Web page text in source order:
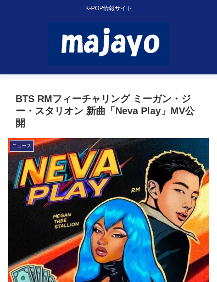
K-POP情報サイト
BTS RMフィーチャリング ミーガン・ジ
ー・スタリオン 新曲「Neva Play」MV公
開
ニュース